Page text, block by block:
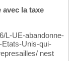
la taxe
L-UE-abandonne-
Unis-qui-
nest